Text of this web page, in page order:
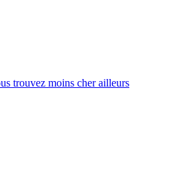
trouvez moins cher ailleurs